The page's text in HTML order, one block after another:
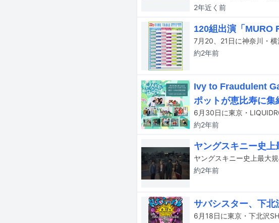
2年近く 前
120組出演「MURO
約2年前
Ivy to Fraudulent
ポットが恵比寿に集
6月30日に東京・
約2年前
ヤングスキニー史
約2年前
サバシスター、下北